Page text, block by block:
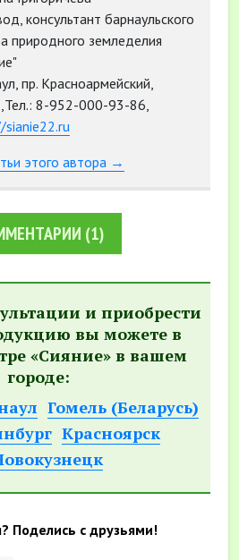
консультант барнаульского
природного земледелия
пр. Красноармейский,
8-952-000-93-86,
этого автора →
(1)
и приобрести
вы можете в
«Сияние» в вашем
городе:
Гомель (Беларусь)
Красноярск
Поделись с друзьями!